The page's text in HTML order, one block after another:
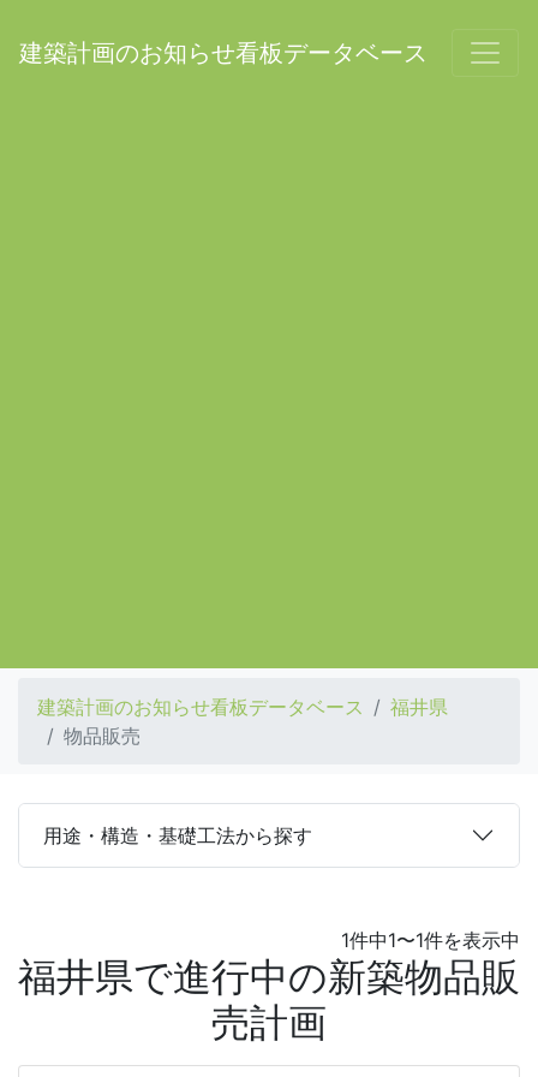
建築計画のお知らせ看板データベース
建築計画のお知らせ看板データベース
福井県
物品販売
用途・構造・基礎工法から探す
1件中1〜1件を表示中
福井県で進行中の新築物品販
売計画